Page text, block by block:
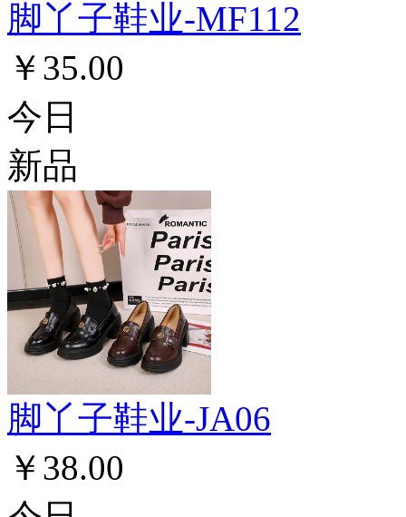
脚丫子鞋业-MF112
￥35.00
今日
新品
脚丫子鞋业-JA06
￥38.00